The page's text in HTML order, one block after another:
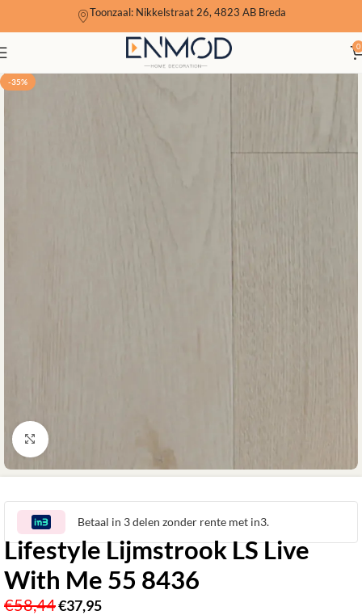
Toonzaal: Nikkelstraat 26, 4823 AB Breda
0
-35%
Klik om te vergroten
Betaal in 3 delen zonder rente met in3.
Lifestyle Lijmstrook LS Live
With Me 55 8436
€58,44€37,95